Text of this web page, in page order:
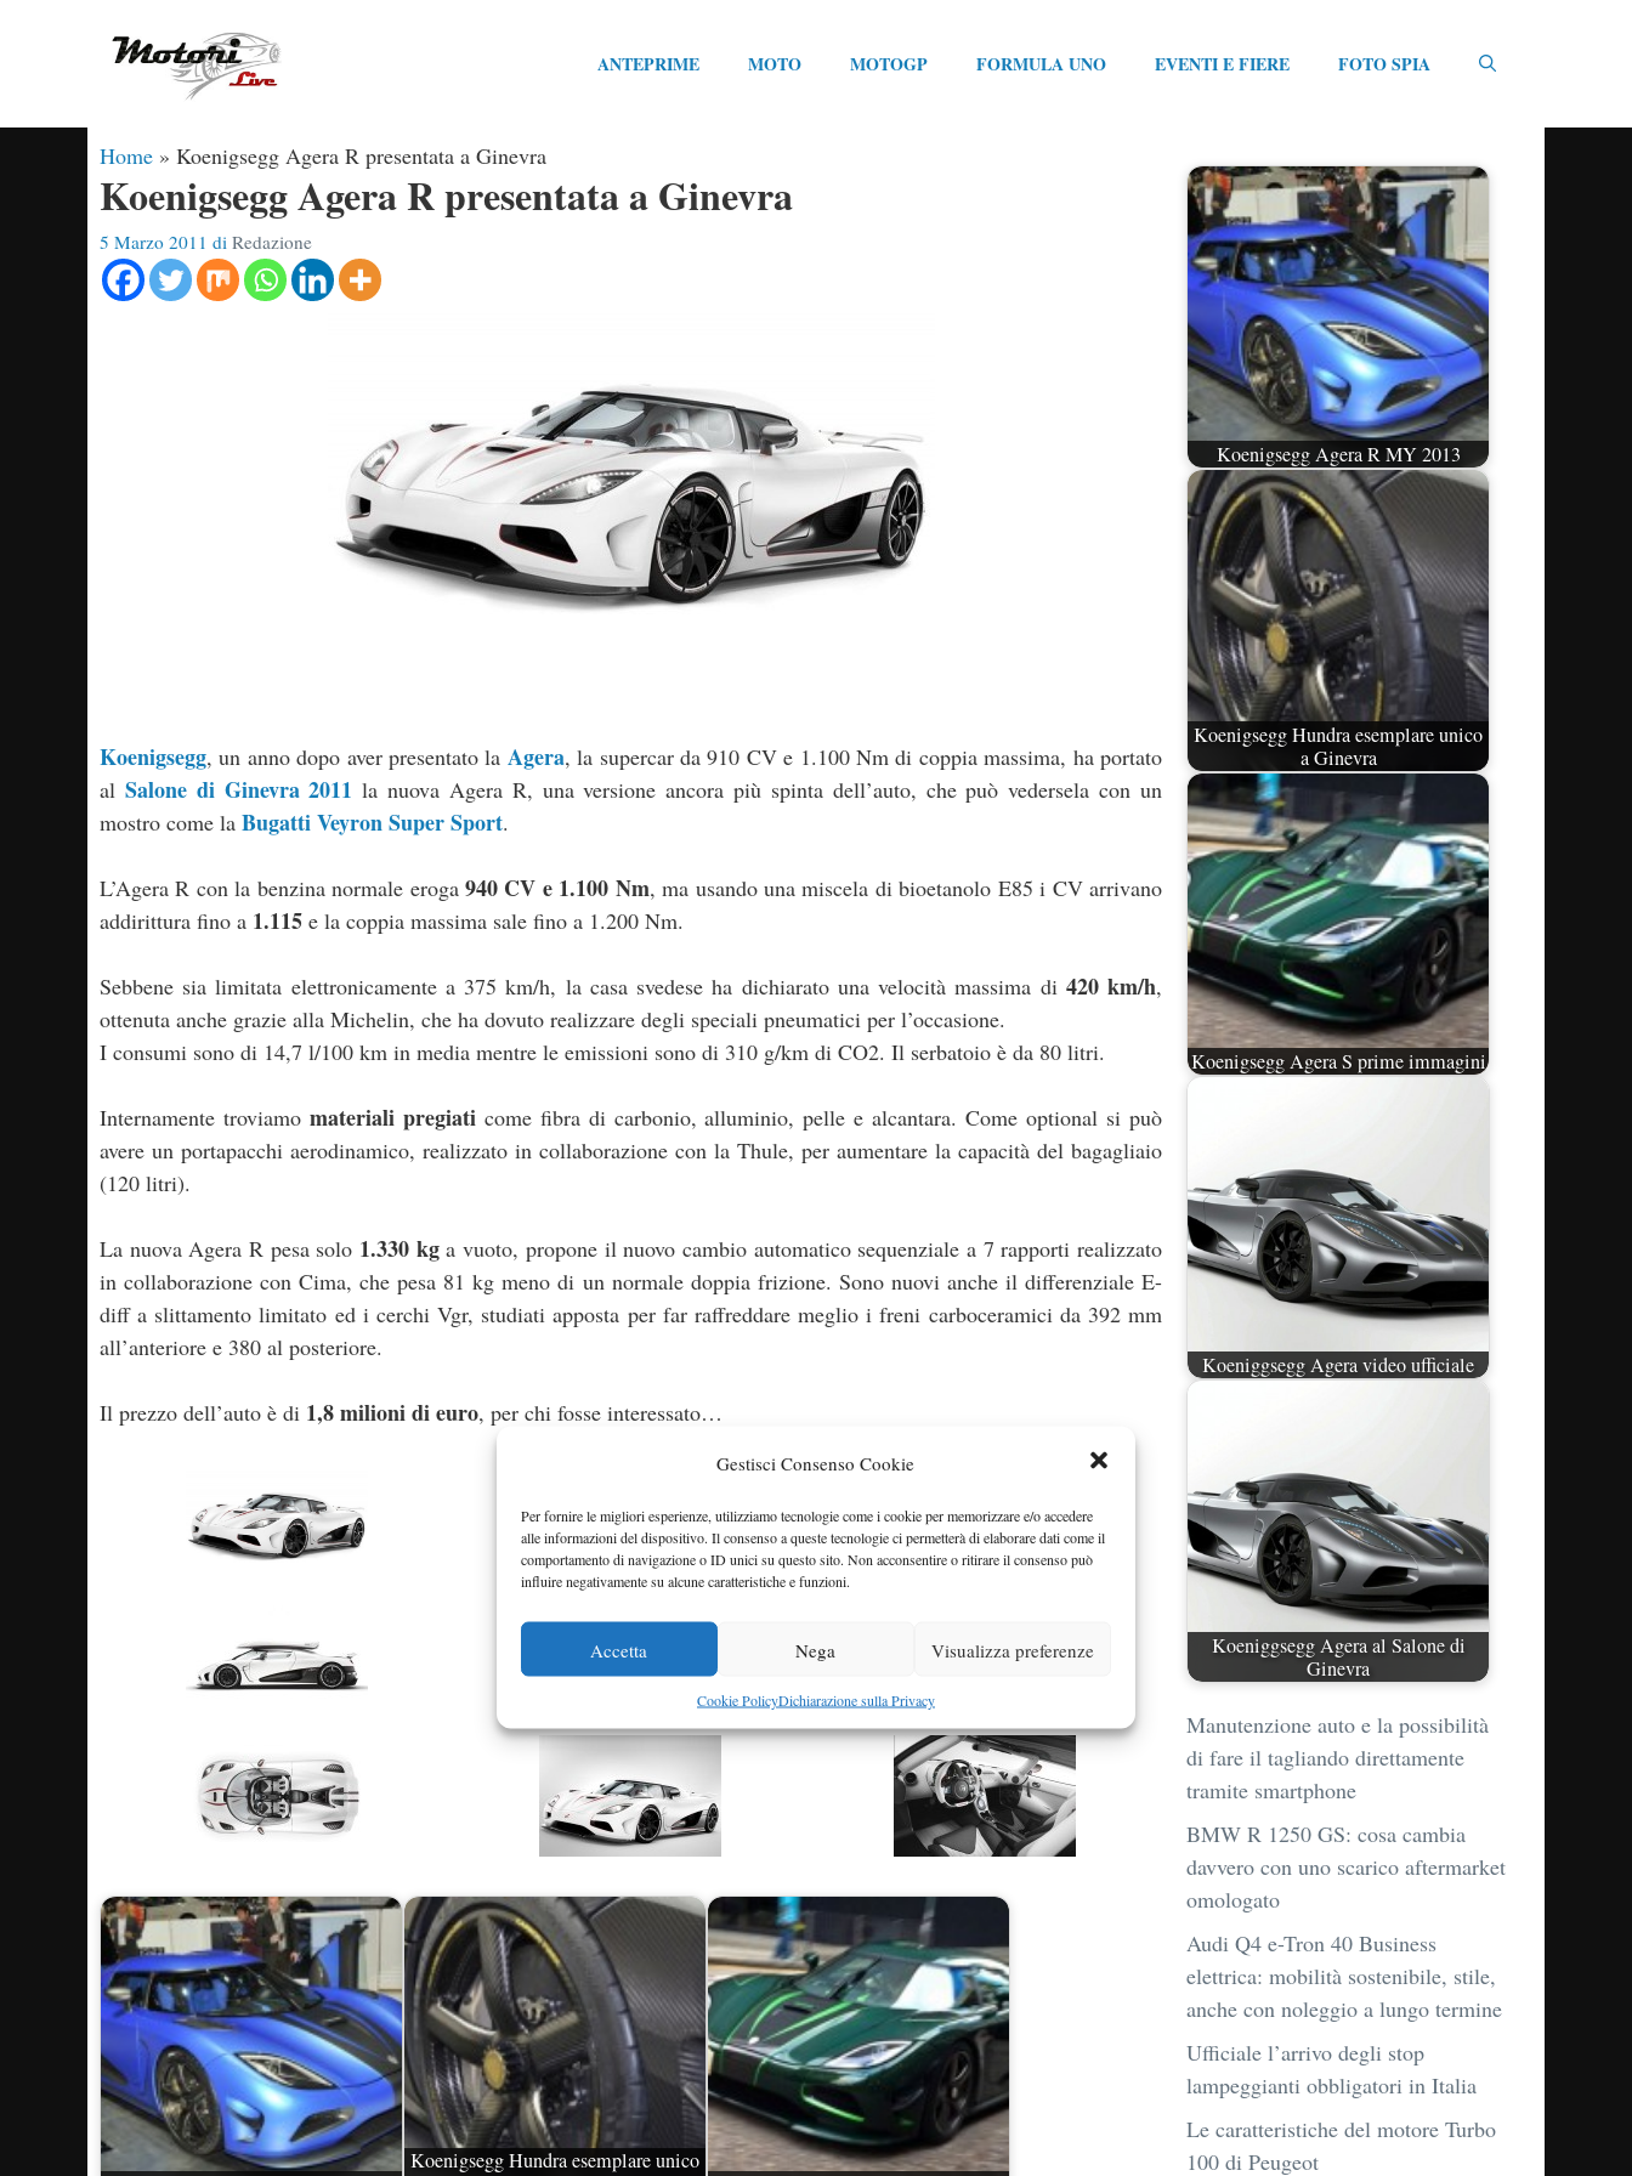
Gestisci Consenso Cookie
Per fornire le migliori esperienze, utilizziamo tecnologie come i cookie per memorizzare e/o accedere
alle informazioni del dispositivo. Il consenso a queste tecnologie ci permetterà di elaborare dati come il
comportamento di navigazione o ID unici su questo sito. Non acconsentire o ritirare il consenso può
influire negativamente su alcune caratteristiche e funzioni.
Accetta Nega Visualizza preferenze
Cookie PolicyDichiarazione sulla Privacy
ANTEPRIME MOTO MOTOGP FORMULA UNO EVENTI E FIERE FOTO SPIA
Home » Koenigsegg Agera R presentata a Ginevra
Koenigsegg Agera R presentata a Ginevra
5 Marzo 2011 di Redazione
Koenigsegg, un anno dopo aver presentato la Agera, la supercar da 910 CV e 1.100 Nm di coppia massima, ha portato
al Salone di Ginevra 2011 la nuova Agera R, una versione ancora più spinta dell’auto, che può vedersela con un
mostro come la Bugatti Veyron Super Sport.
L’Agera R con la benzina normale eroga 940 CV e 1.100 Nm, ma usando una miscela di bioetanolo E85 i CV arrivano
addirittura fino a 1.115 e la coppia massima sale fino a 1.200 Nm.
Sebbene sia limitata elettronicamente a 375 km/h, la casa svedese ha dichiarato una velocità massima di 420 km/h,
ottenuta anche grazie alla Michelin, che ha dovuto realizzare degli speciali pneumatici per l’occasione.
I consumi sono di 14,7 l/100 km in media mentre le emissioni sono di 310 g/km di CO2. Il serbatoio è da 80 litri.
Internamente troviamo materiali pregiaticome fibra di carbonio, alluminio, pelle e alcantara. Come optional si può
avere un portapacchi aerodinamico, realizzato in collaborazione con la Thule, per aumentare la capacità del bagagliaio
(120 litri).
La nuova Agera R pesa solo 1.330 kga vuoto, propone il nuovo cambio automatico sequenziale a 7 rapporti realizzato
in collaborazione con Cima, che pesa 81 kg meno di un normale doppia frizione. Sono nuovi anche il differenziale E-
diff a slittamento limitato ed i cerchi Vgr, studiati apposta per far raffreddare meglio i freni carboceramici da 392 mm
all’anteriore e 380 al posteriore.
Il prezzo dell’auto è di 1,8 milioni di euro, per chi fosse interessato…
Koenigsegg Hundra esemplare unico
Koenigsegg Agera R MY 2013
Koenigsegg Hundra esemplare unico
a Ginevra
Koenigsegg Agera S prime immagini
Koeniggsegg Agera video ufficiale
Koeniggsegg Agera al Salone di
Ginevra
Manutenzione auto e la possibilità
di fare il tagliando direttamente
tramite smartphone
BMW R 1250 GS: cosa cambia
davvero con uno scarico aftermarket
omologato
Audi Q4 e-Tron 40 Business
elettrica: mobilità sostenibile, stile,
anche con noleggio a lungo termine
Ufficiale l’arrivo degli stop
lampeggianti obbligatori in Italia
Le caratteristiche del motore Turbo
100 di Peugeot